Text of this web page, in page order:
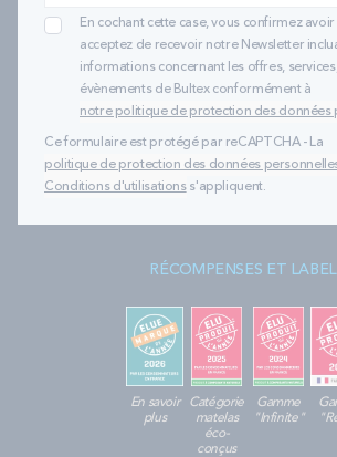
En cochant cette case, vous confirmez
acceptez de recevoir notre Newsletter
informations concernant les offres,
évènements de Bultex conformément à
notre politique de protection des données
Ce formulaire est protégé par reCAPTCHA - La
politique de protection des données
Conditions d'utilisationss'appliquent.
RÉCOMPENSES ET
En savoir
plus
Catégorie
matelas
éco-
conçus
Gamme
"Infinite"